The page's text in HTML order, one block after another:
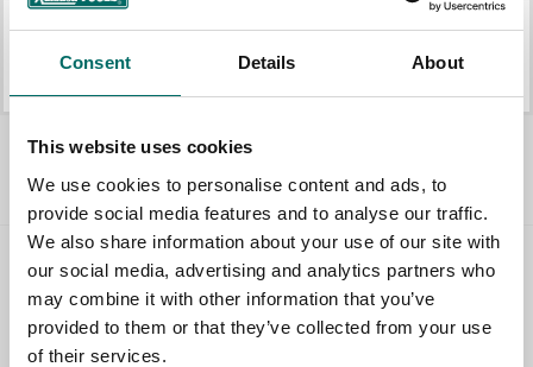
Consent Details About
This website uses cookies
We use cookies to personalise content and ads, to
provide social media features and to analyse our traffic.
We also share information about your use of our site with
our social media, advertising and analytics partners who
may combine it with other information that you’ve
provided to them or that they’ve collected from your use
of their services.
K 63001 K 63030
Allt Skruvmejslar
Contact us
TOPIC